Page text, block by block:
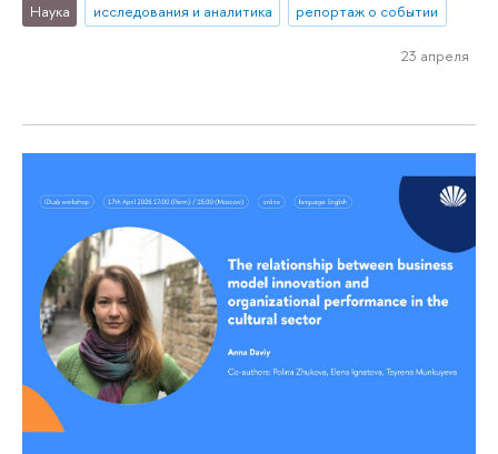
Наука исследования и аналитика репортаж о событии
23 апреля